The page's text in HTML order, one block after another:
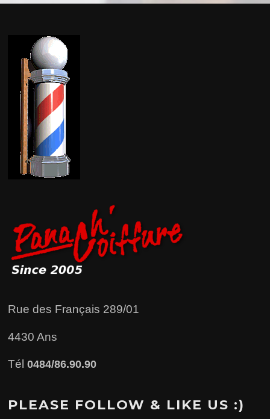
Rue des Français 289/01
4430 Ans
Tél0484/86.90.90
PLEASE FOLLOW & LIKE US :)